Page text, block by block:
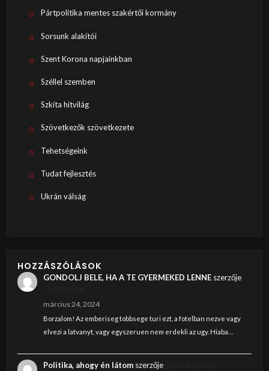
Pártpolitika mentes szakértői kormány
Sorsunk alakítói
Szent Korona napjainkban
Széllel szemben
Szkíta hitvilág
Szövetkezők szövetkezete
Tehetségeink
Tudat fejlesztés
Ukrán válság
HOZZÁSZÓLÁSOK
GONDOLJ BELE, HA A TE GYERMEKED LENNEszerzője
március 24, 2024
Borzalom! Az emberiseg tobbsege turi ezt, a fotelban nezve vagy
elvezi a latvanyt, vagy egyszeruen nem erdekli az ugy. Hiaba…
Politika, ahogy én látomszerzője